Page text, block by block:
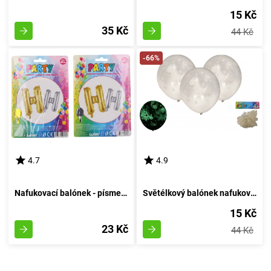
35 Kč
15 Kč
44 Kč
4.7
Nafukovací balónek - písmeno H - Vzduchový Kruh
23 Kč
-66%
4.9
Světélkový balónek nafukovací 30cm - sestava 6 kousků, svítící za tmy
15 Kč
44 Kč